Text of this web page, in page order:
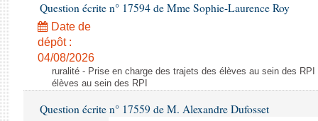
Question écrite n° 17594 de Mme Sophie-Laurence Roy
Date de
dépôt :
04/08/2026
ruralité - Prise en charge des trajets des élèves au sein des
élèves au sein des RPI
Question écrite n° 17559 de M. Alexandre Dufosset